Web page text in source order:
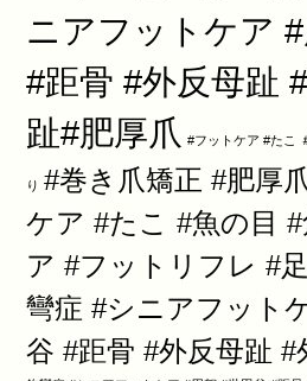
ニアフットケア
#距骨 #外反母趾
趾#肥厚爪 #フットケア #たこ
り #巻き爪矯正 #肥厚
ケア #たこ #魚の目
ア #フットリフレ #
彎症 #シニアフット
谷 #距骨 #外反母趾 #